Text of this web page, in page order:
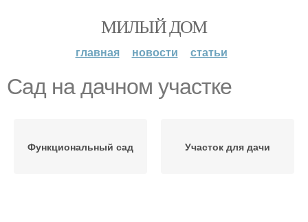
МИЛЫЙ ДОМ
главная новости статьи
Сад на дачном участке
Функциональный сад Участок для дачи